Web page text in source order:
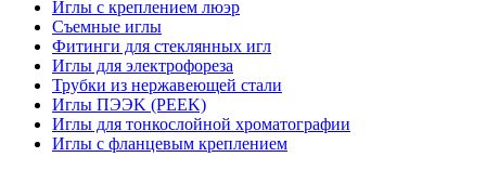
Иглы с креплением люэр
Съемные иглы
Фитинги для стеклянных игл
Иглы для электрофореза
Трубки из нержавеющей стали
Иглы ПЭЭK (PEEK)
Иглы для тонкослойной хроматографии
Иглы с фланцевым креплением